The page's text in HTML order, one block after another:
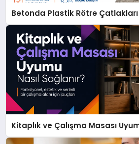
Betonda Plastik Rötre Çatlakları
Kitaplık ve Çalışma Masası